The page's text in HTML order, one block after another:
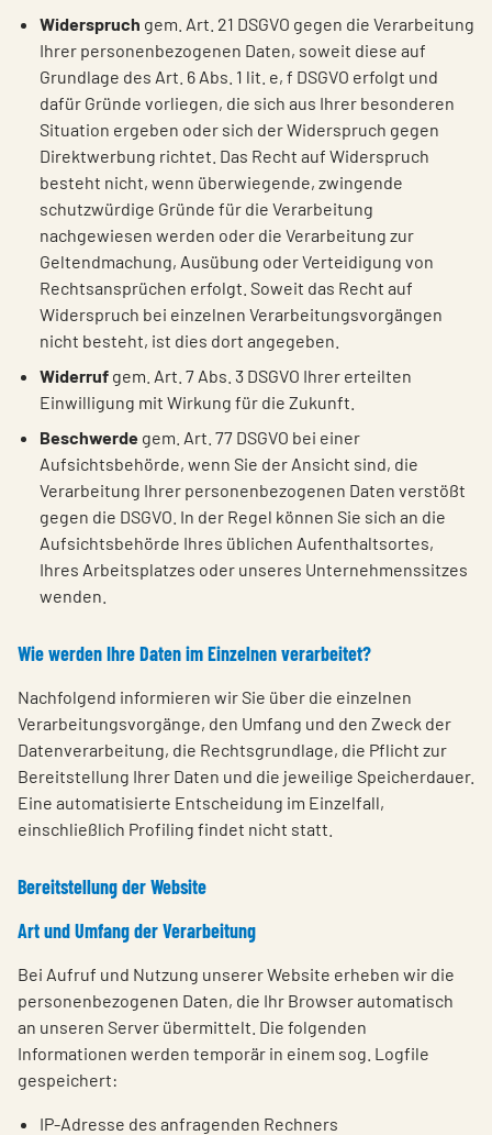
Widerspruch gem. Art. 21 DSGVO gegen die Verarbeitung
Ihrer personenbezogenen Daten, soweit diese auf
Grundlage des Art. 6 Abs. 1 lit. e, f DSGVO erfolgt und
dafür Gründe vorliegen, die sich aus Ihrer besonderen
Situation ergeben oder sich der Widerspruch gegen
Direktwerbung richtet. Das Recht auf Widerspruch
besteht nicht, wenn überwiegende, zwingende
schutzwürdige Gründe für die Verarbeitung
nachgewiesen werden oder die Verarbeitung zur
Geltendmachung, Ausübung oder Verteidigung von
Rechtsansprüchen erfolgt. Soweit das Recht auf
Widerspruch bei einzelnen Verarbeitungsvorgängen
nicht besteht, ist dies dort angegeben.
Widerruf gem. Art. 7 Abs. 3 DSGVO Ihrer erteilten
Einwilligung mit Wirkung für die Zukunft.
Beschwerde gem. Art. 77 DSGVO bei einer
Aufsichtsbehörde, wenn Sie der Ansicht sind, die
Verarbeitung Ihrer personenbezogenen Daten verstößt
gegen die DSGVO. In der Regel können Sie sich an die
Aufsichtsbehörde Ihres üblichen Aufenthaltsortes,
Ihres Arbeitsplatzes oder unseres Unternehmenssitzes
wenden.
Wie werden Ihre Daten im Einzelnen verarbeitet?
Nachfolgend informieren wir Sie über die einzelnen
Verarbeitungsvorgänge, den Umfang und den Zweck der
Datenverarbeitung, die Rechtsgrundlage, die Pflicht zur
Bereitstellung Ihrer Daten und die jeweilige Speicherdauer.
Eine automatisierte Entscheidung im Einzelfall,
einschließlich Profiling findet nicht statt.
Bereitstellung der Website
Art und Umfang der Verarbeitung
Bei Aufruf und Nutzung unserer Website erheben wir die
personenbezogenen Daten, die Ihr Browser automatisch
an unseren Server übermittelt. Die folgenden
Informationen werden temporär in einem sog. Logfile
gespeichert:
IP-Adresse des anfragenden Rechners